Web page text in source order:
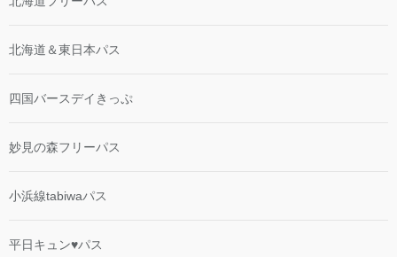
北海道＆東日本パス
四国バースデイきっぷ
妙見の森フリーパス
小浜線tabiwaパス
平日キュン♥パス